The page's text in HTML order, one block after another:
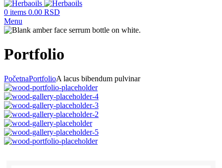
0 items 0.00 RSD
Menu
Portfolio
PočetnaPortfolioA lacus bibendum pulvinar